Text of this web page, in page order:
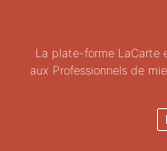
La plate-forme LaCarte
aux Professionnels de